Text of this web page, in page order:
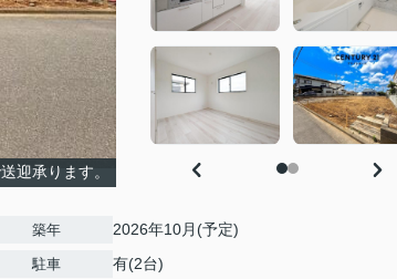
迎承ります。
築年 2026年10月(予定)
駐車 有(2台)